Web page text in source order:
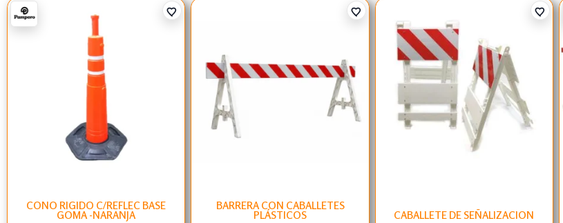
CONO RIGIDO C/REFLEC BASE
GOMA -NARANJA
BARRERA CON CABALLETES
PLÁSTICOS CABALLETE DE SEÑALIZACION